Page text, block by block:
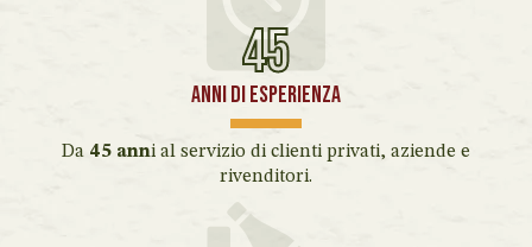
45
Anni di esperienza
Da 45 anni al servizio di clienti privati, aziende e
rivenditori.